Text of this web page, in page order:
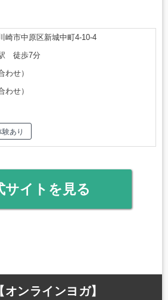
崎市中原区新城中町4-10-4
徒歩7分
わせ）
わせ）
験あり
サイトを見る
ンラインヨガ】